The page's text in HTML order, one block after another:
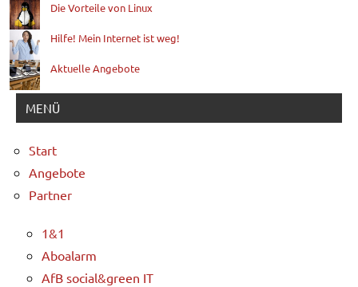
Die Vorteile von Linux
Hilfe! Mein Internet ist weg!
Aktuelle Angebote
MENÜ
Start
Angebote
Partner
1&1
Aboalarm
AfB social&green IT